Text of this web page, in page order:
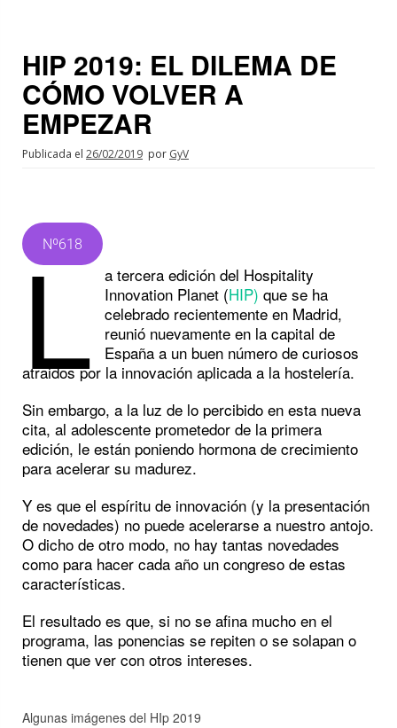
HIP 2019: EL DILEMA DE
CÓMO VOLVER A
EMPEZAR
Publicada el 26/02/2019 por GyV
Nº618
L a tercera edición del Hospitality
Innovation Planet (HIP) que se ha
celebrado recientemente en Madrid,
reunió nuevamente en la capital de
España a un buen número de curiosos
atraidos por la innovación aplicada a la hostelería.
Sin embargo, a la luz de lo percibido en esta nueva
cita, al adolescente prometedor de la primera
edición, le están poniendo hormona de crecimiento
para acelerar su madurez.
Y es que el espíritu de innovación (y la presentación
de novedades) no puede acelerarse a nuestro antojo.
O dicho de otro modo, no hay tantas novedades
como para hacer cada año un congreso de estas
características.
El resultado es que, si no se afina mucho en el
programa, las ponencias se repiten o se solapan o
tienen que ver con otros intereses.
Algunas imágenes del HIp 2019